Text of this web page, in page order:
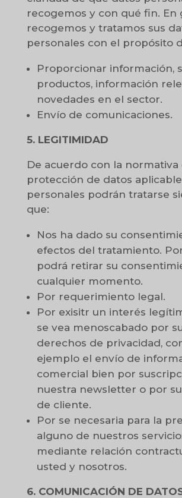
recogemos y con qué fin. En
recogemos y tratamos sus
personales con el propósito
Proporcionar información,
productos, información
novedades en el sector.
Envío de comunicaciones.
5. LEGITIMIDAD
De acuerdo con la normativa
protección de datos
personales podrán tratarse
que:
Nos ha dado su
efectos del tratamiento.
podrá retirar su
cualquier momento.
Por requerimiento legal.
Por exisitr un interés
se vea menoscabado por
derechos de privacidad,
ejemplo el envío de
comercial bien por
nuestra newsletter o por
de cliente.
Por se necesaria para la
alguno de nuestros
mediante relación
usted y nosotros.
6. COMUNICACIÓN DE